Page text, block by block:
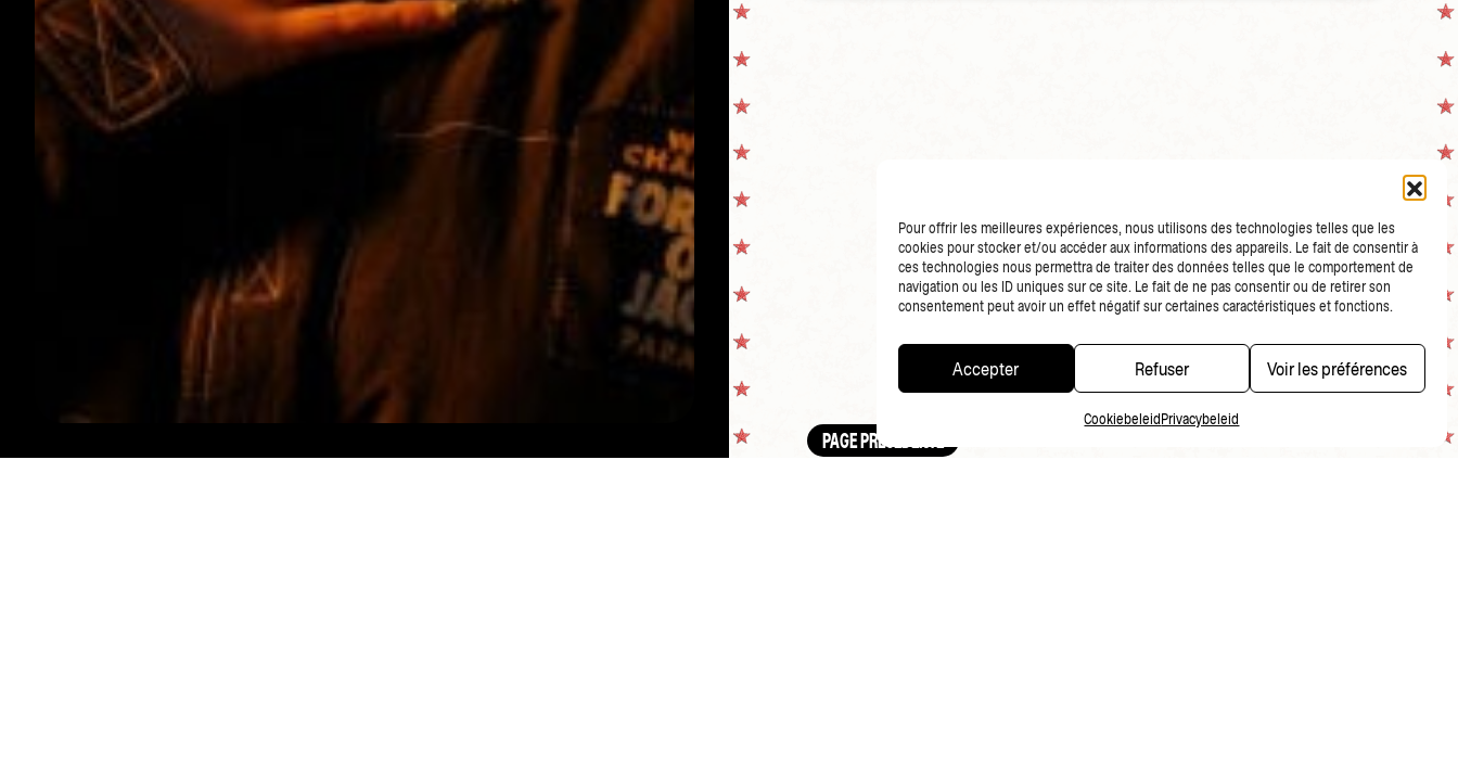
Pour offrir les meilleures expériences, nous utilisons des technologies telles que les
cookies pour stocker et/ou accéder aux informations des appareils. Le fait de consentir à
ces technologies nous permettra de traiter des données telles que le comportement de
navigation ou les ID uniques sur ce site. Le fait de ne pas consentir ou de retirer son
consentement peut avoir un effet négatif sur certaines caractéristiques et fonctions.
Accepter Refuser Voir les préférences
Cookiebeleid Privacybeleid
PAGE PRÉCÉDENTE